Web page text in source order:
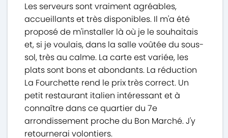
Les serveurs sont vraiment agréables,
accueillants et très disponibles. Il m'a été
proposé de m'installer là où je le souhaitais
et, si je voulais, dans la salle voûtée du sous-
sol, très au calme. La carte est variée, les
plats sont bons et abondants. La réduction
La Fourchette rend le prix très correct. Un
petit restaurant italien intéressant et à
connaître dans ce quartier du 7e
arrondissement proche du Bon Marché. J'y
retournerai volontiers.